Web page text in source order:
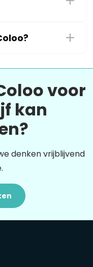
voor
kan
denken vrijblijvend